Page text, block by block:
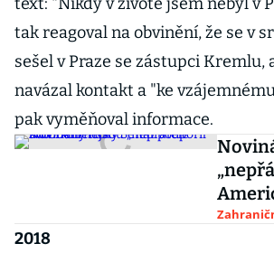
tak reagoval na obvinění, že se v
sešel v Praze se zástupci Kremlu,
navázal kontakt a "ke
pak vyměňoval informace.
2018